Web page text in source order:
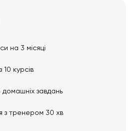
на 3 місяці
10 курсів
домашніх завдань
з тренером 30 хв